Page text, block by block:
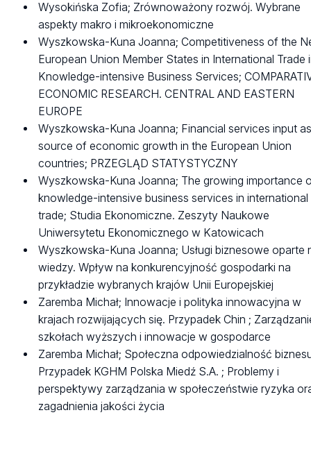
Wysokińska Zofia; Zrównoważony rozwój. Wybrane
aspekty makro i mikroekonomiczne
Wyszkowska-Kuna Joanna; Competitiveness of the
European Union Member States in International Trade
Knowledge-intensive Business Services;
ECONOMIC RESEARCH. CENTRAL AND EASTERN
EUROPE
Wyszkowska-Kuna Joanna; Financial services input
source of economic growth in the European Union
countries; PRZEGLĄD STATYSTYCZNY
Wyszkowska-Kuna Joanna; The growing importance
knowledge-intensive business services in international
trade; Studia Ekonomiczne. Zeszyty Naukowe
Uniwersytetu Ekonomicznego w Katowicach
Wyszkowska-Kuna Joanna; Usługi biznesowe oparte
wiedzy. Wpływ na konkurencyjność gospodarki na
przykładzie wybranych krajów Unii Europejskiej
Zaremba Michał; Innowacje i polityka innowacyjna w
krajach rozwijających się. Przypadek Chin ;
szkołach wyższych i innowacje w gospodarce
Zaremba Michał; Społeczna odpowiedzialność
Przypadek KGHM Polska Miedź S.A. ; Problemy i
perspektywy zarządzania w społeczeństwie ryzyka
zagadnienia jakości życia